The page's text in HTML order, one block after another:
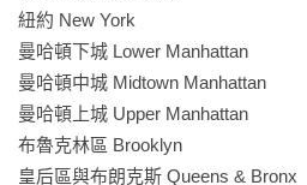
紐約 New York
曼哈頓下城 Lower Manhattan
曼哈頓中城 Midtown Manhattan
曼哈頓上城 Upper Manhattan
布魯克林區 Brooklyn
皇后區與布朗克斯 Queens & Bronx